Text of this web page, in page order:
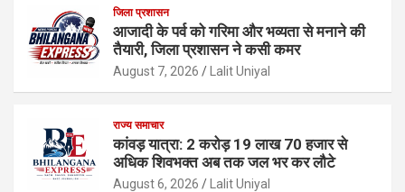
जिला प्रशासन
आजादी के पर्व को गरिमा और भव्यता से मनाने की
तैयारी, जिला प्रशासन ने कसी कमर
August 7, 2026 Lalit Uniyal
राज्य समाचार
कांवड़ यात्रा: 2 करोड़ 19 लाख 70 हजार से
अधिक शिवभक्त अब तक जल भर कर लौटे
August 6, 2026 Lalit Uniyal